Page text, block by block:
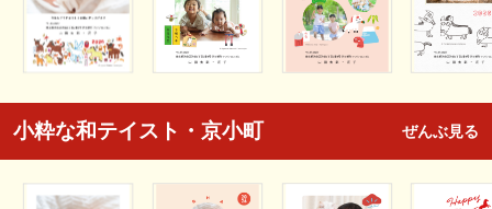
小粋な和テイスト・京小町 ぜんぶ見る